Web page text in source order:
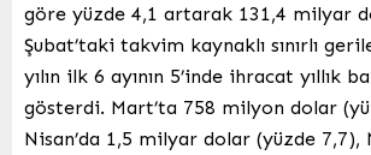
göre yüzde 4,1 artarak 131,4 milyar
Şubat’taki takvim kaynaklı sınırlı
yılın ilk 6 ayının 5’inde ihracat yıllık
gösterdi. Mart’ta 758 milyon dolar
Nisan’da 1,5 milyar dolar (yüzde 7,7),